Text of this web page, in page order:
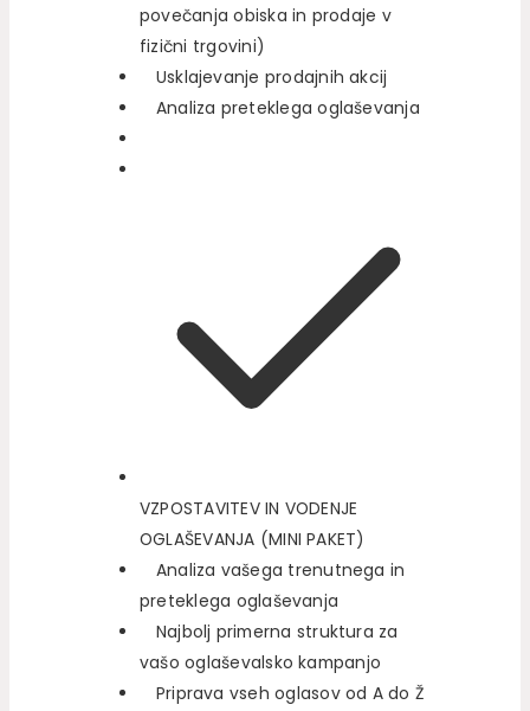
povečanja obiska in prodaje v
fizični trgovini)
Usklajevanje prodajnih akcij
Analiza preteklega oglaševanja
VZPOSTAVITEV IN VODENJE
OGLAŠEVANJA (MINI PAKET)
Analiza vašega trenutnega in
preteklega oglaševanja
Najbolj primerna struktura za
vašo oglaševalsko kampanjo
Priprava vseh oglasov od A do Ž